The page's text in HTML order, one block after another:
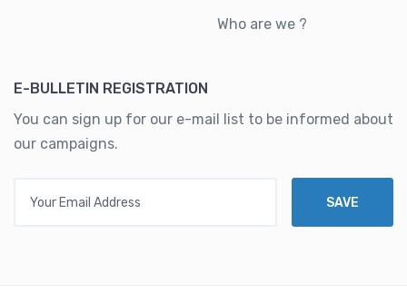
Who are we ?
E-BULLETIN REGISTRATION
You can sign up for our e-mail list to be informed about
our campaigns.
SAVE